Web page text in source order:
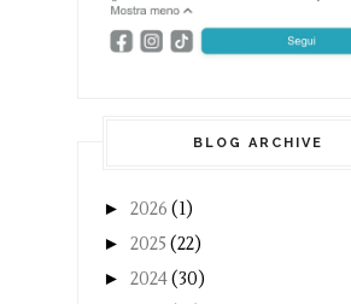
BLOG ARCHIVE
► 2026 (1)
► 2025 (22)
► 2024(30)